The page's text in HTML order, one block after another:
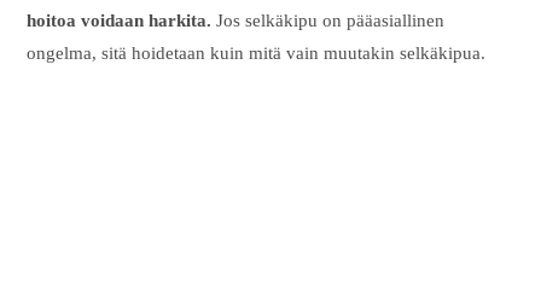
hoitoa voidaan harkita. Jos selkäkipu on pääasiallinen
ongelma, sitä hoidetaan kuin mitä vain muutakin selkäkipua.